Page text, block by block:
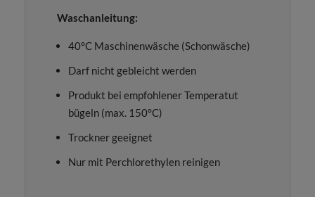
Waschanleitung:
40°C Maschinenwäsche (Schonwäsche)
Darf nicht gebleicht werden
Produkt bei empfohlener Temperatut
bügeln (max. 150°C)
Trockner geeignet
Nur mit Perchlorethylen reinigen